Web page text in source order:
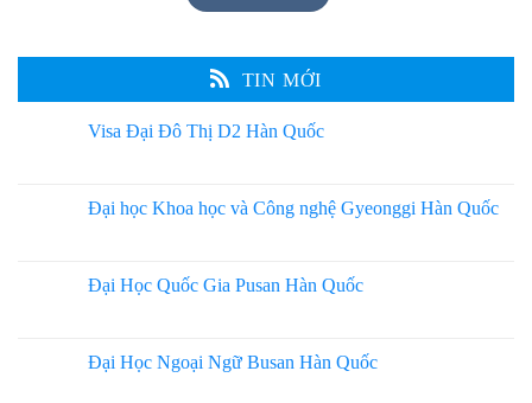
TIN MỚI
Visa Đại Đô Thị D2 Hàn Quốc
Đại học Khoa học và Công nghệ Gyeonggi Hàn Quốc
Đại Học Quốc Gia Pusan Hàn Quốc
Đại Học Ngoại Ngữ Busan Hàn Quốc